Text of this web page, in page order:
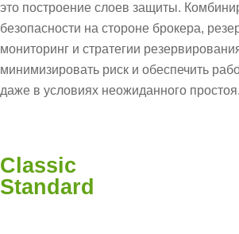
это построение слоев защиты.
безопасности на стороне брокера,
мониторинг и стратегии
минимизировать риск и обеспечить
даже в условиях неожиданного простоя.
Classic
Standard